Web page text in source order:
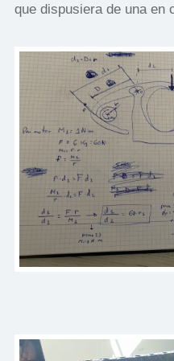
que dispusiera de una en